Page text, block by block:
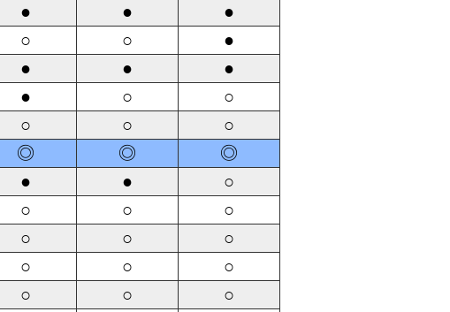
● ● ●
○ ○ ●
● ● ●
● ○ ○
○ ○ ○
◎ ◎ ◎
● ● ○
○ ○ ○
○ ○ ○
○ ○ ○
○ ○ ○